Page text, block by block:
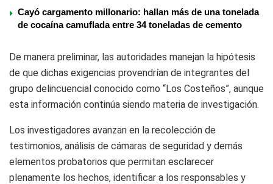
Cayó cargamento millonario: hallan más de una tonelada
de cocaína camuflada entre 34 toneladas de cemento
De manera preliminar, las autoridades manejan la hipótesis
de que dichas exigencias provendrían de integrantes del
grupo delincuencial conocido como “Los Costeños”, aunque
esta información continúa siendo materia de investigación.
Los investigadores avanzan en la recolección de
testimonios, análisis de cámaras de seguridad y demás
elementos probatorios que permitan esclarecer
plenamente los hechos, identificar a los responsables y